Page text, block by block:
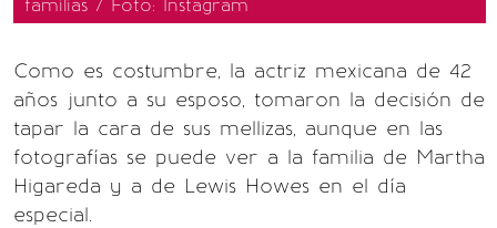
familias / Foto: Instagram
Como es costumbre, la actriz mexicana de 42
años junto a su esposo, tomaron la decisión de
tapar la cara de sus mellizas, aunque en las
fotografías se puede ver a la familia de Martha
Higareda y a de Lewis Howes en el día
especial.